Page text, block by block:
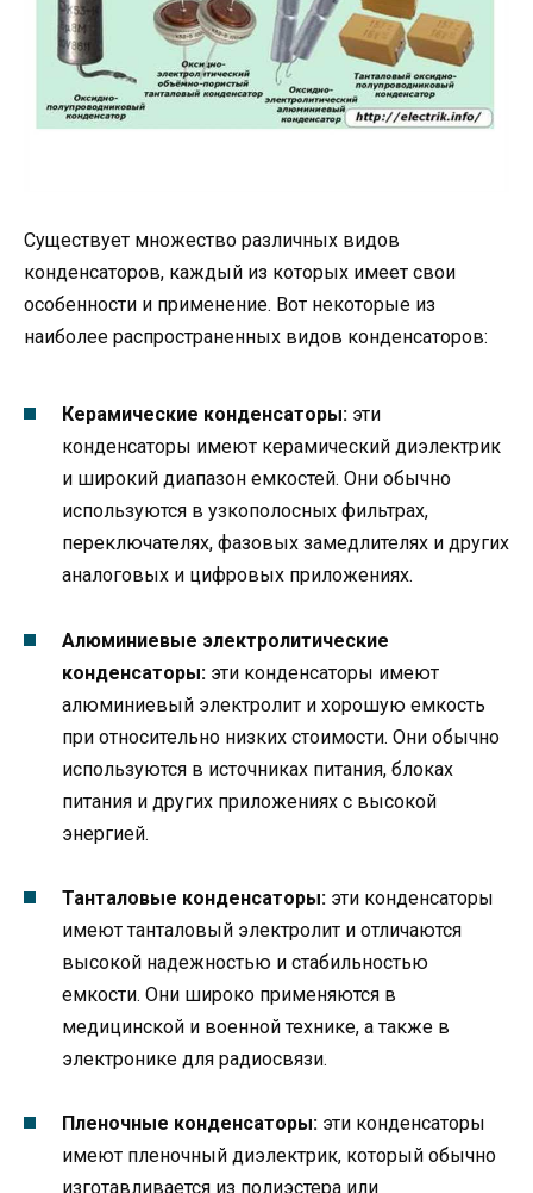
Существует множество различных видов
конденсаторов, каждый из которых имеет свои
особенности и применение. Вот некоторые из
наиболее распространенных видов конденсаторов:
Керамические конденсаторы: эти
конденсаторы имеют керамический диэлектрик
и широкий диапазон емкостей. Они обычно
используются в узкополосных фильтрах,
переключателях, фазовых замедлителях и других
аналоговых и цифровых приложениях.
Алюминиевые электролитические
конденсаторы: эти конденсаторы имеют
алюминиевый электролит и хорошую емкость
при относительно низких стоимости. Они обычно
используются в источниках питания, блоках
питания и других приложениях с высокой
энергией.
Танталовые конденсаторы: эти конденсаторы
имеют танталовый электролит и отличаются
высокой надежностью и стабильностью
емкости. Они широко применяются в
медицинской и военной технике, а также в
электронике для радиосвязи.
Пленочные конденсаторы: эти конденсаторы
имеют пленочный диэлектрик, который обычно
изготавливается из полиэстера или